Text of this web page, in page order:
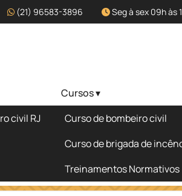
(21) 96583-3896 Seg à sex 09h às
civil RJ
Cursos ▾
Curso de bombeiro civil
Curso de brigada de
Treinamentos Normativos
em